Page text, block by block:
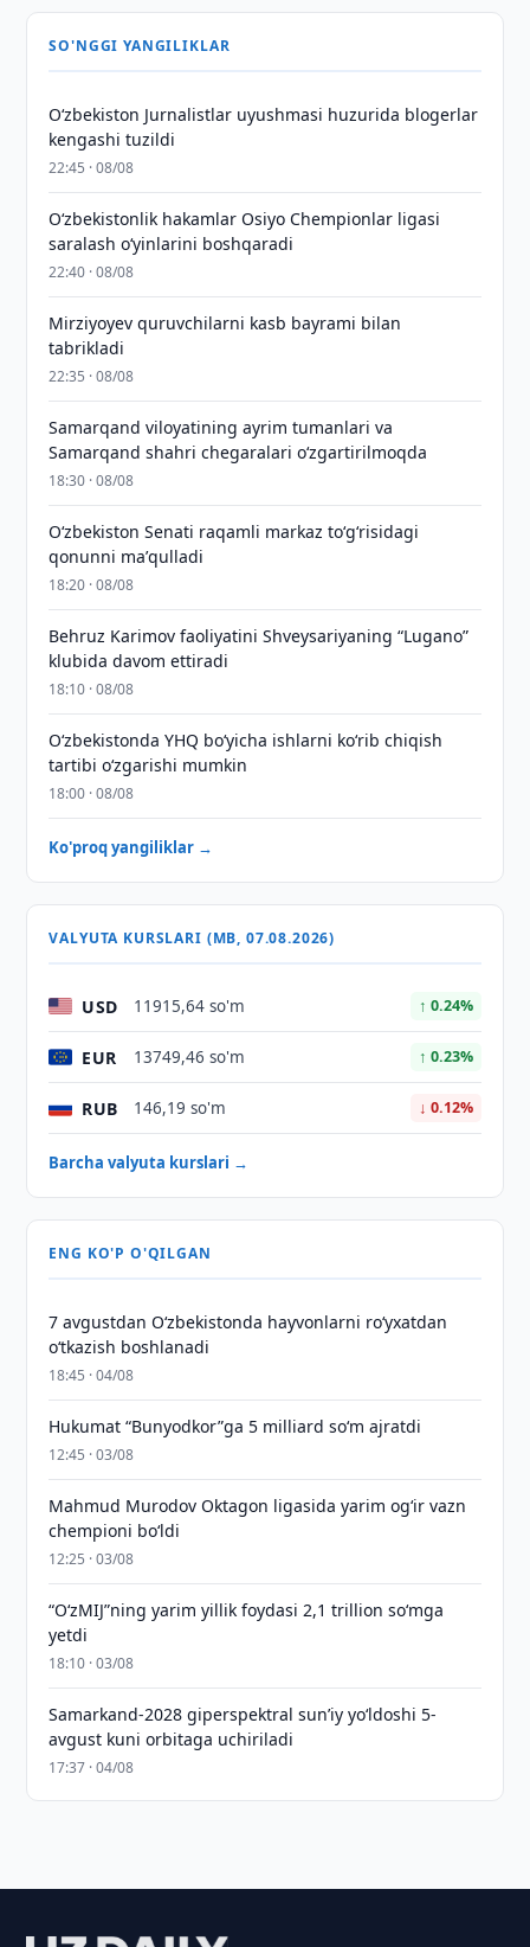
SO'NGGI YANGILIKLAR
O‘zbekiston Jurnalistlar uyushmasi huzurida blogerlar
kengashi tuzildi
22:45 · 08/08
O‘zbekistonlik hakamlar Osiyo Chempionlar ligasi
saralash o‘yinlarini boshqaradi
22:40 · 08/08
Mirziyoyev quruvchilarni kasb bayrami bilan
tabrikladi
22:35 · 08/08
Samarqand viloyatining ayrim tumanlari va
Samarqand shahri chegaralari oʻzgartirilmoqda
18:30 · 08/08
Oʻzbekiston Senati raqamli markaz toʻgʻrisidagi
qonunni maʼqulladi
18:20 · 08/08
Behruz Karimov faoliyatini Shveysariyaning “Lugano”
klubida davom ettiradi
18:10 · 08/08
O‘zbekistonda YHQ bo‘yicha ishlarni ko‘rib chiqish
tartibi o‘zgarishi mumkin
18:00 · 08/08
Ko'proq yangiliklar →
VALYUTA KURSLARI (MB, 07.08.2026)
USD 11915,64 so'm ↑ 0.24%
EUR 13749,46 so'm ↑ 0.23%
RUB 146,19 so'm ↓ 0.12%
Barcha valyuta kurslari →
ENG KO'P O'QILGAN
7 avgustdan O‘zbekistonda hayvonlarni ro‘yxatdan
o‘tkazish boshlanadi
18:45 · 04/08
Hukumat “Bunyodkor”ga 5 milliard so‘m ajratdi
12:45 · 03/08
Mahmud Murodov Oktagon ligasida yarim og‘ir vazn
chempioni bo‘ldi
12:25 · 03/08
“O‘zMIJ”ning yarim yillik foydasi 2,1 trillion so‘mga
yetdi
18:10 · 03/08
Samarkand-2028 giperspektral sun’iy yo‘ldoshi 5-
avgust kuni orbitaga uchiriladi
17:37 · 04/08